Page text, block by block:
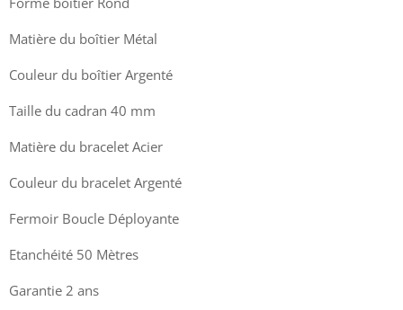
Matière du boîtier Métal
Couleur du boîtier Argenté
Taille du cadran 40 mm
Matière du bracelet Acier
Couleur du bracelet Argenté
Fermoir Boucle Déployante
Etanchéité 50 Mètres
Garantie 2 ans